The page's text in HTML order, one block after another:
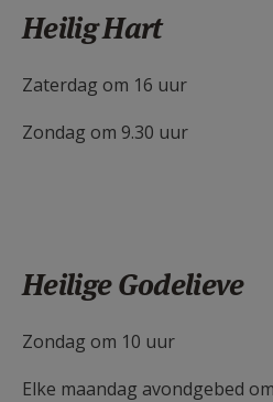
Heilig Hart
H.Hartkerk
Zaterdag om 16 uur
Zondag om 9.30 uur
Heilige Godelieve
H.
Zondag om 10 uur
Elke maandag avondgebed